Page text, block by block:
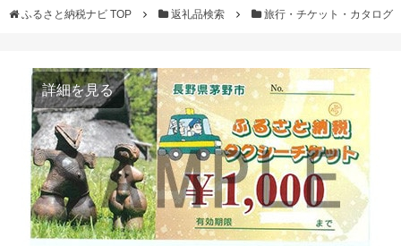
ふるさと納税ナビ TOP 返礼品検索 旅行・チケット・カタログ
詳細を見る